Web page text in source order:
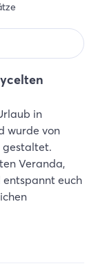
in
wurde von
gestaltet.
Veranda,
euch